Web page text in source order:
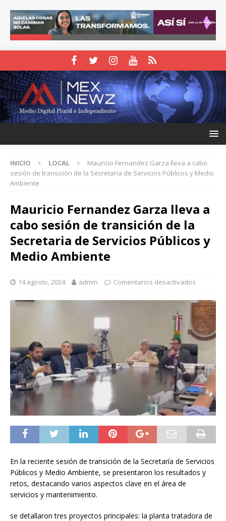
INICIO LOCAL
Mauricio Fernandez Garza lleva a cabo
sesión de transición de la Secretaria de Servicios Públicos y Medio
Ambiente
Mauricio Fernandez Garza lleva a
cabo sesión de transición de la
Secretaria de Servicios Públicos y
Medio Ambiente
14 agosto, 2024 admin Comentarios desactivados
En la reciente sesión de transición de la Secretaría de Servicios
Públicos y Medio Ambiente, se presentaron los resultados y
retos, destacando varios aspectos clave en el área de
servicios y mantenimiento.
se detallaron tres proyectos principales: la planta tratadora de